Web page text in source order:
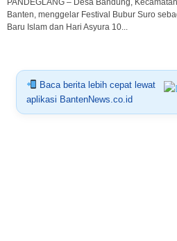
Banten, menggelar Festival Bubur Suro
Baru Islam dan Hari Asyura 10...
Baca berita lebih cepat lewat
aplikasi BantenNews.co.id